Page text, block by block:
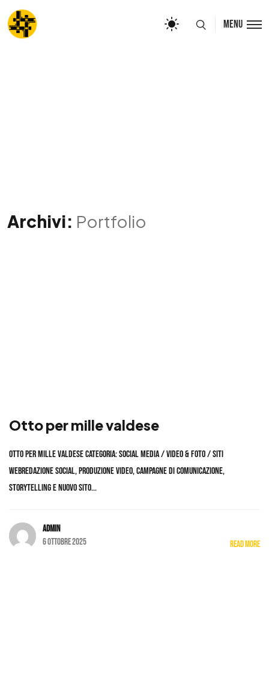
Menu
Archivi: Portfolio
Otto per mille valdese
Otto per mille valdese Categoria: Social Media / Video & Foto / Siti
WebRedazione social, produzione video, campagne di comunicazione,
storytelling e nuovo sito...
admin
6 Ottobre 2025
Read More